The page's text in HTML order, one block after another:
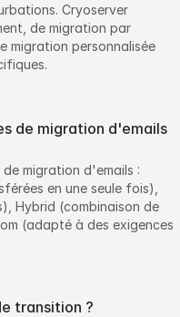
Cryoserver
de migration par
migration personnalisée
de migration d'emails
migration d'emails :
en une seule fois),
Hybrid (combinaison de
(adapté à des exigences
transition ?